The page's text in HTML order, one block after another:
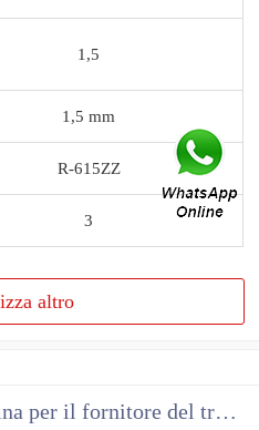
1,5
1,5 mm
R-615ZZ
3
altro
Pompa idraulica della Cina per il fornitore del trattore